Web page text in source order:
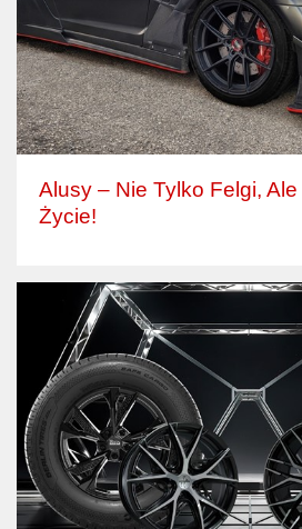
Alusy – Nie Tylko Felgi,
Życie!